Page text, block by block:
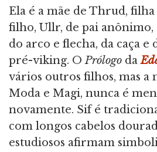
Ela é a mãe de Thrud,
filho, Ullr, de pai anônimo,
do arco e flecha, da caça e
pré-viking. OPrólogo da
vários outros filhos, mas a
Moda e Magi, nunca é
novamente. Sif é
com longos cabelos
estudiosos afirmam